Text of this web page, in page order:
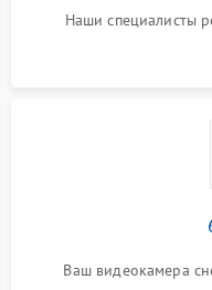
Наши специалисты
Ваш видеокамера